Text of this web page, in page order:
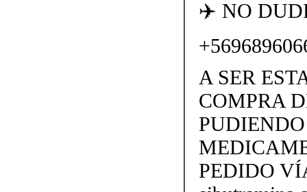
✈️ NO
A SER
COMPRA
PEDIDO